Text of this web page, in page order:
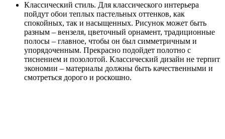
Классический стиль. Для классического интерьера
пойдут обои теплых пастельных оттенков, как
спокойных, так и насыщенных. Рисунок может быть
разным – вензеля, цветочный орнамент, традиционные
полосы – главное, чтобы он был симметричным и
упорядоченным. Прекрасно подойдет полотно с
тиснением и позолотой. Классический дизайн не терпит
экономии – материалы должны быть качественными и
смотреться дорого и роскошно.